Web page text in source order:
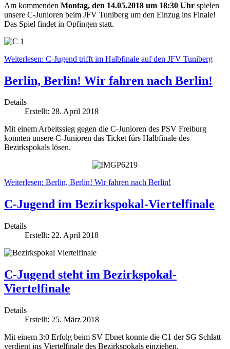
Am kommenden Montag, den 14.05.2018 um 18:30 Uhr spielen
unsere C-Junioren beim JFV Tuniberg um den Einzug ins Finale!
Das Spiel findet in Opfingen statt.
Weiterlesen: C-Jugend trifft im Halbfinale auf den JFV Tuniberg
Berlin, Berlin! Wir fahren nach Berlin!
Details
Erstellt: 28. April 2018
Mit einem Arbeitssieg gegen die C-Junioren des PSV Freiburg
konnten unsere C-Junioren das Ticket fürs Halbfinale des
Bezirkspokals lösen.
Weiterlesen: Berlin, Berlin! Wir fahren nach Berlin!
C-Jugend im Bezirkspokal-Viertelfinale
Details
Erstellt: 22. April 2018
C-Jugend steht im Bezirkspokal-
Viertelfinale
Details
Erstellt: 25. März 2018
Mit einem 3:0 Erfolg beim SV Ebnet konnte die C1 der SG Schlatt
verdient ins Viertelfinale des Bezirkspokals einziehen.